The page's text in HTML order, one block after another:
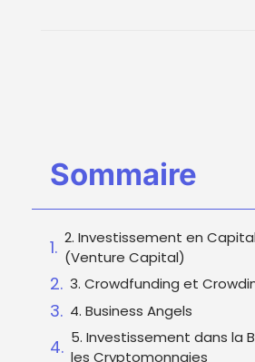
Sommaire
2. Investissement en
(Venture Capital)
3. Crowdfunding et
4. Business Angels
5. Investissement dans la
les Cryptomonnaies